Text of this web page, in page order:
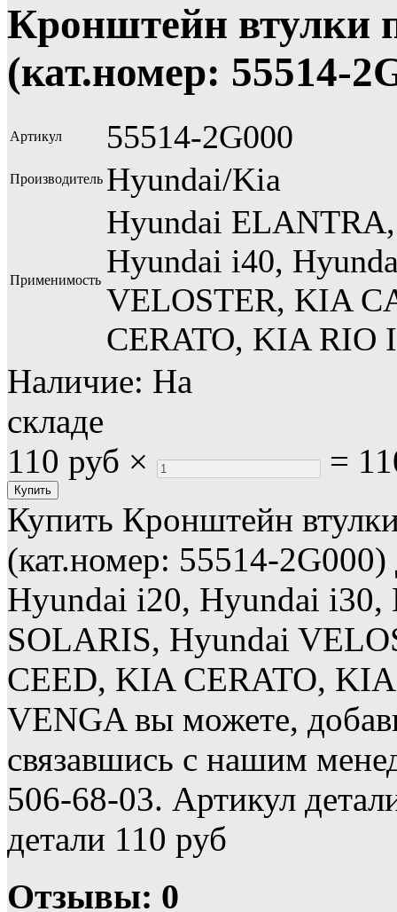
Кронштейн втулки
(кат.номер: 55514-
Артикул 55514-2G000
Производитель Hyundai/Kia
Применимость
Hyundai
Hyundai i40,
VELOSTER, KIA
CERATO, KIA RIO
Наличие: На
складе
110 руб × =
Купить Кронштейн
(кат.номер: 55514-
Hyundai i20, Hyundai
SOLARIS, Hyundai
CEED, KIA CERATO,
VENGA вы можете,
связавшись с нашим
506-68-03. Артикул
детали 110 руб
Отзывы: 0